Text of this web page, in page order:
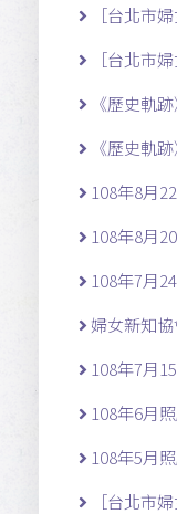
［台北市
［台北市
《歷史軌
《歷史軌
108年8月
108年8月
108年7月
婦女新知
108年7月
108年6月
108年5月
［台北市